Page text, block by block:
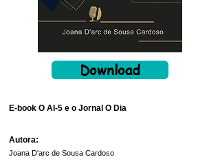
Download
E-book O AI-5 e o Jornal O Dia
Autora:
Joana D'arc de Sousa Cardoso